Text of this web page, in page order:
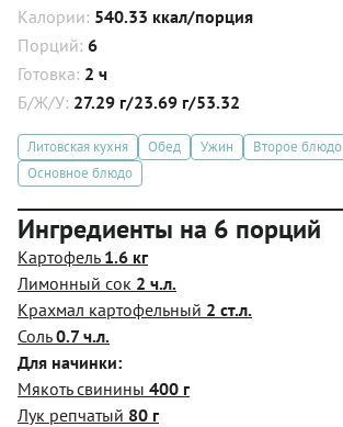
Калории: 540.33 ккал/порция
Порций: 6
Готовка: 2 ч
Б/Ж/У: 27.29 г/23.69 г/53.32
Литовская кухня Обед Ужин
Второе блюдо
Основное блюдо
Ингредиенты на 6 порций
Картофель 1.6 кг
Лимонный сок 2 ч.л.
Крахмал картофельный 2 ст.л.
Соль0.7 ч.л.
Для начинки:
Мякоть свинины 400 г
Лук репчатый 80 г